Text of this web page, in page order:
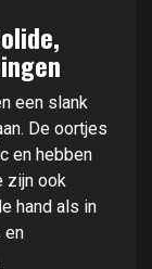
een slank
De oortjes
en hebben
zijn ook
hand als in
en